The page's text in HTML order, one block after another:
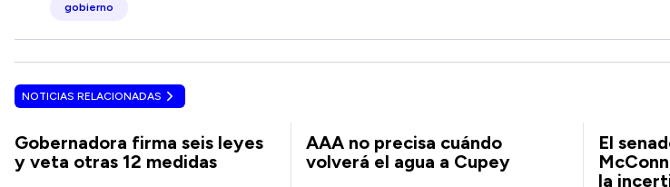
gobierno
NOTICIAS RELACIONADAS
Gobernadora firma seis leyes
y veta otras 12 medidas
AAA no precisa cuándo
volverá el agua a Cupey
El
la